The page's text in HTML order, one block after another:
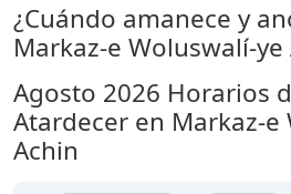
¿Cuándo amanece y
Markaz-e Woluswalí-ye
Agosto 2026 Horarios
Atardecer en Markaz-e
Achin